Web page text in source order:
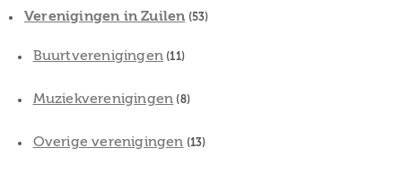
Verenigingen in Zuilen (53)
Buurtverenigingen (11)
Muziekverenigingen (8)
Overige verenigingen (13)